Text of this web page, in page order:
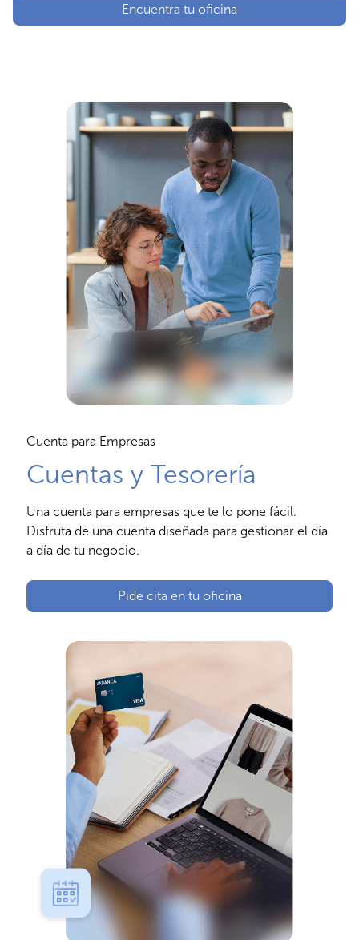
Encuentra tu oficina
Cuenta para Empresas
Cuentas y Tesorería
Una cuenta para empresas que te lo pone fácil.
Disfruta de una cuenta diseñada para gestionar el día
a día de tu negocio.
Pide cita en tu oficina